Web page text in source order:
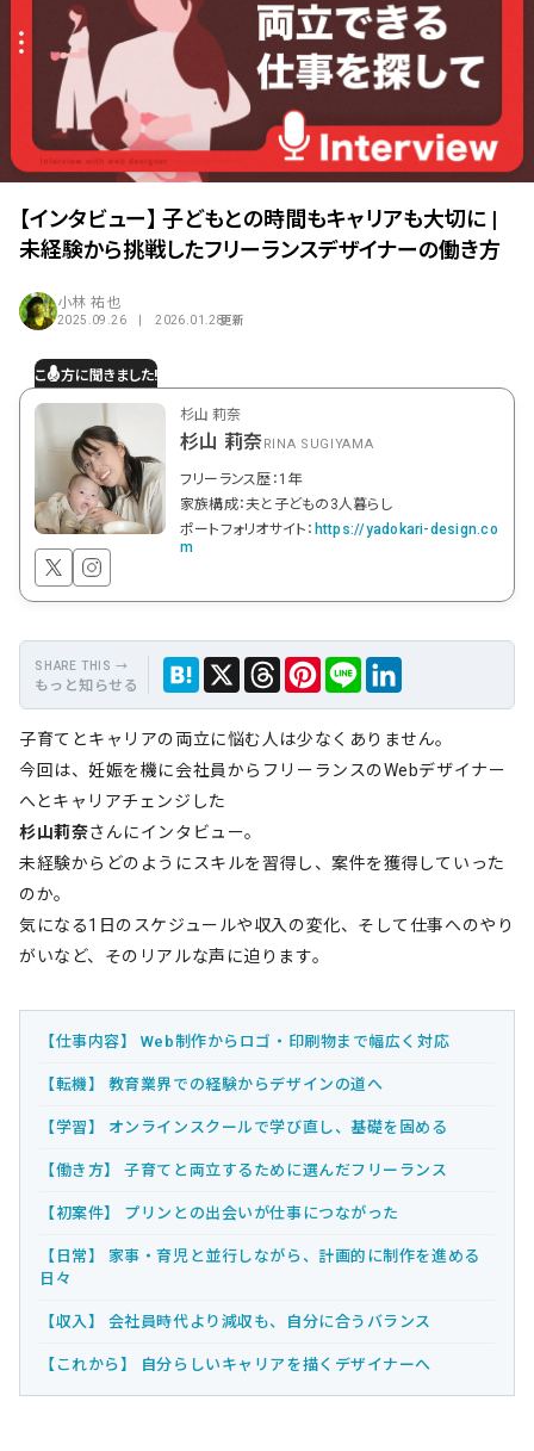
【インタビュー】 子どもとの時間もキャリアも大切に |
未経験から挑戦したフリーランスデザイナーの働き方
小林 祐也
2025.09.26 | 2026.01.28更新
杉山 莉奈
杉山 莉奈 RINA SUGIYAMA
フリーランス歴：1年
家族構成：夫と子どもの3人暮らし
ポートフォリオサイト： https://yadokari-design.co
m
もっと知らせる
Hate
na
Thre
ads
保
存
Link
edIn
子育てとキャリアの両立に悩む人は少なくありません。
今回は、妊娠を機に会社員からフリーランスのWebデザイナー
へとキャリアチェンジした
杉山莉奈さんにインタビュー。
未経験からどのようにスキルを習得し、案件を獲得していった
のか。
気になる1日のスケジュールや収入の変化、そして仕事へのやり
がいなど、そのリアルな声に迫ります。
【仕事内容】 Web制作からロゴ・印刷物まで幅広く対応
【転機】 教育業界での経験からデザインの道へ
【学習】 オンラインスクールで学び直し、基礎を固める
【働き方】 子育てと両立するために選んだフリーランス
【初案件】 プリンとの出会いが仕事につながった
【日常】 家事・育児と並行しながら、計画的に制作を進める
日々
【収入】 会社員時代より減収も、自分に合うバランス
【これから】 自分らしいキャリアを描くデザイナーへ